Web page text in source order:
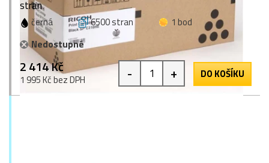
stran
černá 6500 stran
1 bod
Nedostupné
2 414 Kč
1 995 Kč bez DPH - + DO KOŠÍKU